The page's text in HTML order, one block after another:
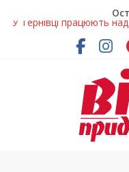
На Дніпропетровщині
У Самарі провели
Світлові рішення
На Дніпропетровщині
магістральному
У Тернівці працюють